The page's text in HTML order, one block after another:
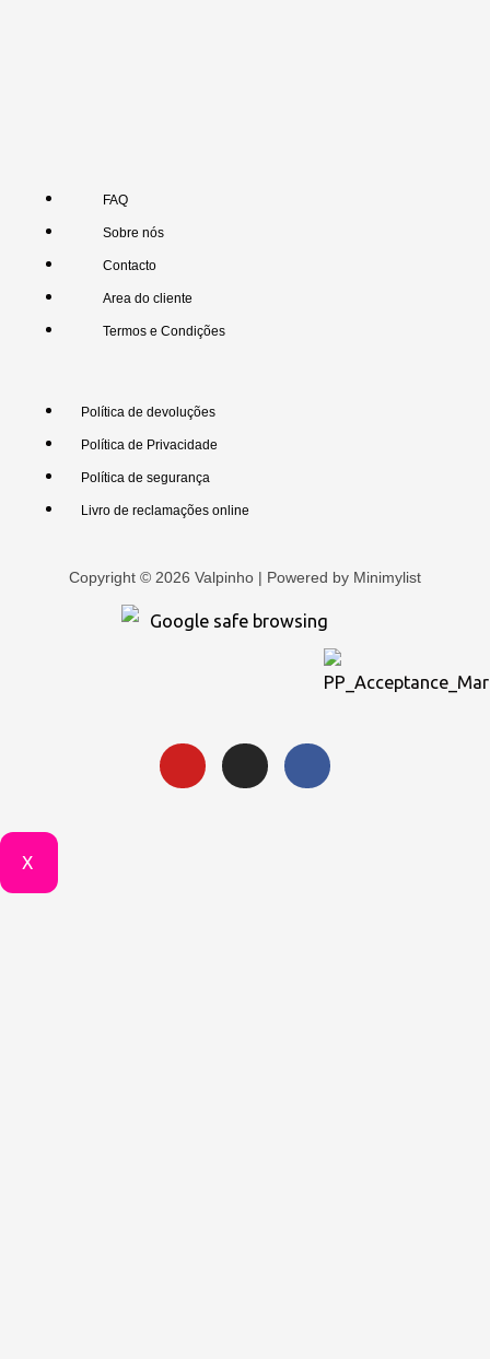
FAQ
Sobre nós
Contacto
Area do cliente
Termos e Condições
Política de devoluções
Política de Privacidade
Política de segurança
Livro de reclamações online
Copyright © 2026 Valpinho | Powered by Minimylist
X